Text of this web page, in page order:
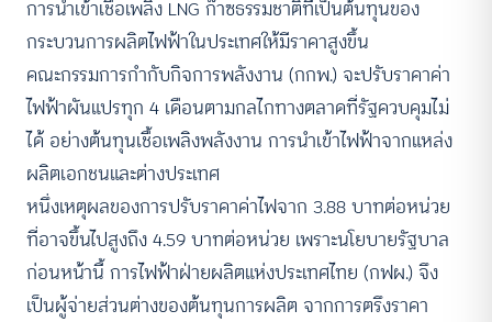
การนำเข้าเชื้อเพลิง LNG ก๊าซธรรมชาติที่เป็นต้นทุนของ
กระบวนการผลิตไฟฟ้าในประเทศให้มีราคาสูงขึ้น
คณะกรรมการกำกับกิจการพลังงาน (กกพ.) จะปรับราคาค่า
ไฟฟ้าผันแปรทุก 4 เดือนตามกลไกทางตลาดที่รัฐควบคุมไม่
ได้ อย่างต้นทุนเชื้อเพลิงพลังงาน การนำเข้าไฟฟ้าจากแหล่ง
ผลิตเอกชนและต่างประเทศ
หนึ่งเหตุผลของการปรับราคาค่าไฟจาก 3.88 บาทต่อหน่วย
ที่อาจขึ้นไปสูงถึง 4.59 บาทต่อหน่วย เพราะนโยบายรัฐบาล
ก่อนหน้านี้ การไฟฟ้าฝ่ายผลิตแห่งประเทศไทย (กฟผ.) จึง
เป็นผู้จ่ายส่วนต่างของต้นทุนการผลิต จากการตรึงราคา